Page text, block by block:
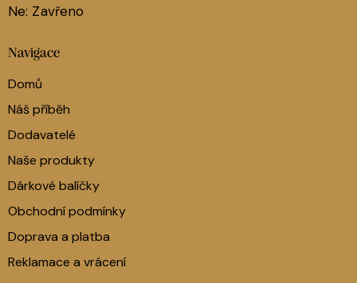
Ne: Zavřeno
Navigace
Domů
Náš příběh
Dodavatelé
Naše produkty
Dárkové balíčky
Obchodní podmínky
Doprava a platba
Reklamace a vrácení